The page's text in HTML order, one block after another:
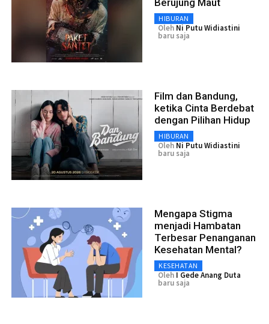
HIBURAN
Oleh Ni Putu Widiastini
baru saja
Film dan Bandung,
ketika Cinta Berdebat
dengan Pilihan Hidup
HIBURAN
Oleh Ni Putu Widiastini
baru saja
Mengapa Stigma
menjadi Hambatan
Terbesar Penanganan
Kesehatan Mental?
KESEHATAN
Oleh I Gede Anang Duta
baru saja